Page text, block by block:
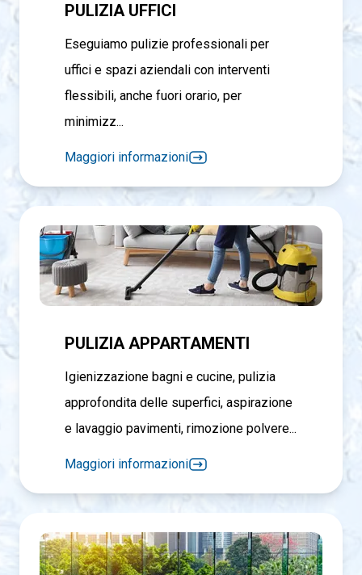
PULIZIA UFFICI
Eseguiamo pulizie professionali per
uffici e spazi aziendali con interventi
flessibili, anche fuori orario, per
minimizz...
Maggiori informazioni
PULIZIA APPARTAMENTI
Igienizzazione bagni e cucine, pulizia
approfondita delle superfici, aspirazione
e lavaggio pavimenti, rimozione polvere...
Maggiori informazioni